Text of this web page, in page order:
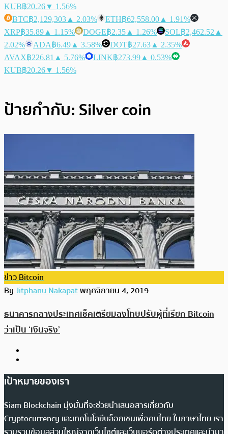
KUB฿20.26▼ 1.56%
BTC฿2,129,303 ▲ 2.03% ETH฿62,558.00 ▲ 1.91%
XRP฿35.89 ▲ 1.15% DOGE฿2.35 ▲ 1.26% SOL฿2,462.52 ▲
2.02%
ADA฿6.49 ▲ 3.58% DOT฿27.63 ▲ 2.35%
AVAX฿226.81 ▲ 5.76% LINK฿273.99 ▲ 0.53%
KUB฿20.26▼ 1.56%
ป้ายกำกับ: Silver coin
ข่าว Bitcoin
ByJitphanu Nakapatพฤศจิกายน 4, 2019
ธนาคารกลางประเทศเช็คเตรียมลงโทษปรับผู้ที่เรียก Bitcoin
ว่าเป็น ‘เงินจริง’
เป้าหมายของเรา
Siam Blockchain มุ่งมั่นที่จะช่วยนำเสนอสารเกี่ยวกับ
Cryptocurrency และเทคโนโลยีบล็อกเชนเพื่อคนไทย ในภาษาไทย เรา